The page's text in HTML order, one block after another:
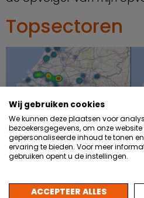
Topsectoren
Wij gebruiken cookies
We kunnen deze plaatsen voor
bezoekersgegevens, om onze website
gepersonaliseerde inhoud te tonen
ervaring te bieden. Voor meer
gebruiken opent u de instellingen.
ACCEPTEER ALLES